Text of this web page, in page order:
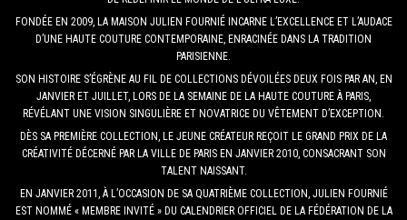
FONDÉE EN 2009, LA MAISON JULIEN FOURNIÉ INCARNE L’EXCELLENCE ET L’AUDACE
D’UNE HAUTE COUTURE CONTEMPORAINE, ENRACINÉE DANS LA TRADITION
PARISIENNE.
SON HISTOIRE S’ÉGRÈNE AU FIL DE COLLECTIONS DÉVOILÉES DEUX FOIS PAR AN, EN
JANVIER ET JUILLET, LORS DE LA SEMAINE DE LA HAUTE COUTURE À PARIS,
RÉVÉLANT UNE VISION SINGULIÈRE ET NOVATRICE DU VÊTEMENT D’EXCEPTION.
DÈS SA PREMIÈRE COLLECTION, LE JEUNE CRÉATEUR REÇOIT LE GRAND PRIX DE LA
CRÉATIVITÉ DÉCERNÉ PAR LA VILLE DE PARIS EN JANVIER 2010, CONSACRANT SON
TALENT NAISSANT.
EN JANVIER 2011, À L’OCCASION DE SA QUATRIÈME COLLECTION, JULIEN FOURNIÉ
EST NOMMÉ « MEMBRE INVITÉ » DU CALENDRIER OFFICIEL DE LA FÉDÉRATION DE LA